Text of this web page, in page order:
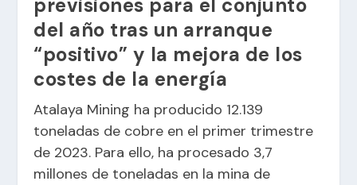
previsiones para el conjunto
del año tras un arranque
“positivo” y la mejora de los
costes de la energía
Atalaya Mining ha producido 12.139
toneladas de cobre en el primer trimestre
de 2023. Para ello, ha procesado 3,7
millones de toneladas en la mina de